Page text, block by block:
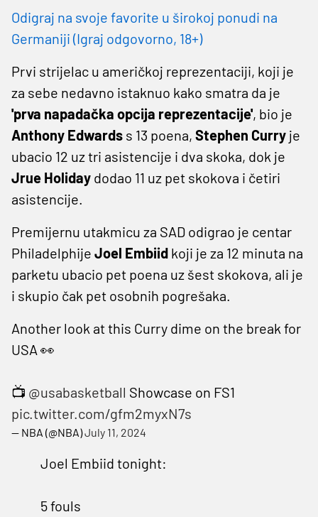
Odigraj na svoje favorite u širokoj ponudi na
Germaniji (Igraj odgovorno, 18+)
Prvi strijelac u američkoj reprezentaciji, koji je
za sebe nedavno istaknuo kako smatra da je
'prva napadačka opcija reprezentacije', bio je
Anthony Edwards s 13 poena, Stephen Curry je
ubacio 12 uz tri asistencije i dva skoka, dok je
Jrue Holiday dodao 11 uz pet skokova i četiri
asistencije.
Premijernu utakmicu za SAD odigrao je centar
Philadelphije Joel Embiid koji je za 12 minuta na
parketu ubacio pet poena uz šest skokova, ali je
i skupio čak pet osobnih pogrešaka.
Another look at this Curry dime on the break for
USA 👀
📺 @usabasketball Showcase on FS1
pic.twitter.com/gfm2myxN7s
— NBA (@NBA)July 11, 2024
Joel Embiid tonight:
5 fouls